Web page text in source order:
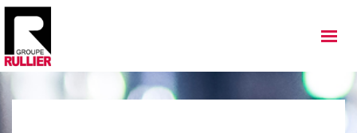
NOS ACTUALITÉS